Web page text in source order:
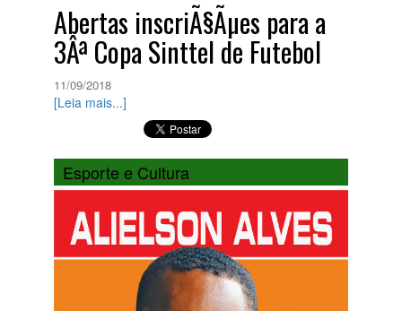
Abertas inscriÃ§Ãµes para a
3Âª Copa Sinttel de Futebol
11/09/2018
[Leia mais...]
Esporte e Cultura